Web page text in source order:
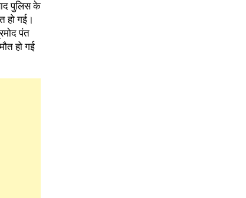
पुलिस के
हो गई।
पंत
हो गई